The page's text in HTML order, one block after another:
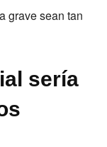
grave sean tan
sería